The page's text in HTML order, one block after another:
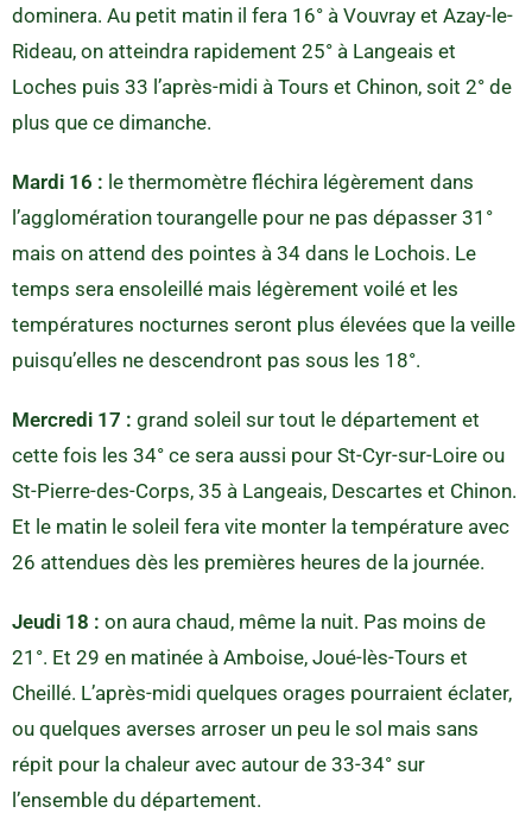
dominera. Au petit matin il fera 16° à Vouvray et Azay-le-
Rideau, on atteindra rapidement 25° à Langeais et
Loches puis 33 l’après-midi à Tours et Chinon, soit 2° de
plus que ce dimanche.
Mardi 16 : le thermomètre fléchira légèrement dans
l’agglomération tourangelle pour ne pas dépasser 31°
mais on attend des pointes à 34 dans le Lochois. Le
temps sera ensoleillé mais légèrement voilé et les
températures nocturnes seront plus élevées que la veille
puisqu’elles ne descendront pas sous les 18°.
Mercredi 17 : grand soleil sur tout le département et
cette fois les 34° ce sera aussi pour St-Cyr-sur-Loire ou
St-Pierre-des-Corps, 35 à Langeais, Descartes et Chinon.
Et le matin le soleil fera vite monter la température avec
26 attendues dès les premières heures de la journée.
Jeudi 18 : on aura chaud, même la nuit. Pas moins de
21°. Et 29 en matinée à Amboise, Joué-lès-Tours et
Cheillé. L’après-midi quelques orages pourraient éclater,
ou quelques averses arroser un peu le sol mais sans
répit pour la chaleur avec autour de 33-34° sur
l’ensemble du département.